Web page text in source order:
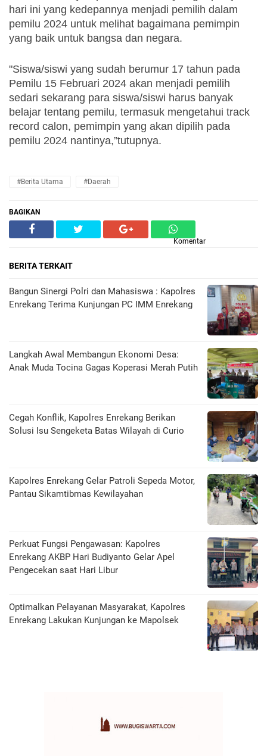
hari ini yang kedepannya menjadi pemilih dalam
pemilu 2024 untuk melihat bagaimana pemimpin
yang baik untuk bangsa dan negara.
"Siswa/siswi yang sudah berumur 17 tahun pada
Pemilu 15 Februari 2024 akan menjadi pemilih
sedari sekarang para siswa/siswi harus banyak
belajar tentang pemilu, termasuk mengetahui track
record calon, pemimpin yang akan dipilih pada
pemilu 2024 nantinya,”tutupnya.
#Berita Utama #Daerah
BAGIKAN
Komentar
BERITA TERKAIT
Bangun Sinergi Polri dan Mahasiswa : Kapolres
Enrekang Terima Kunjungan PC IMM Enrekang
Langkah Awal Membangun Ekonomi Desa:
Anak Muda Tocina Gagas Koperasi Merah Putih
Cegah Konflik, Kapolres Enrekang Berikan
Solusi Isu Sengeketa Batas Wilayah di Curio
Kapolres Enrekang Gelar Patroli Sepeda Motor,
Pantau Sikamtibmas Kewilayahan
Perkuat Fungsi Pengawasan: Kapolres
Enrekang AKBP Hari Budiyanto Gelar Apel
Pengecekan saat Hari Libur
Optimalkan Pelayanan Masyarakat, Kapolres
Enrekang Lakukan Kunjungan ke Mapolsek